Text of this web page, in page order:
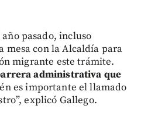
pasado, incluso
mesa con la Alcaldía para
migrante este trámite.
administrativa que
es importante el llamado
explicó Gallego.